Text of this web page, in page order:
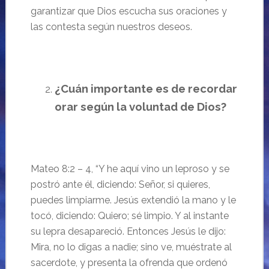
garantizar que Dios escucha sus oraciones y
las contesta según nuestros deseos.
¿Cuán importante es de recordar
orar según la voluntad de Dios?
Mateo 8:2 – 4, “Y he aquí vino un leproso y se
postró ante él, diciendo: Señor, si quieres,
puedes limpiarme. Jesús extendió la mano y le
tocó, diciendo: Quiero; sé limpio. Y al instante
su lepra desapareció. Entonces Jesús le dijo:
Mira, no lo digas a nadie; sino ve, muéstrate al
sacerdote, y presenta la ofrenda que ordenó